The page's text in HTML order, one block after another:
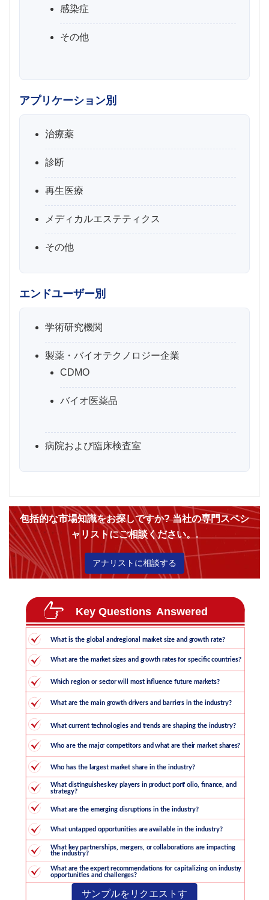
感染症
その他
アプリケーション別
治療薬
診断
再生医療
メディカルエステティクス
その他
エンドユーザー別
学術研究機関
製薬・バイオテクノロジー企業
CDMO
バイオ医薬品
病院および臨床検査室
包括的な市場知識をお探しですか? 当社の専門スペシ
ャリストにご相談ください。.
アナリストに相談する
サンプルをリクエストす